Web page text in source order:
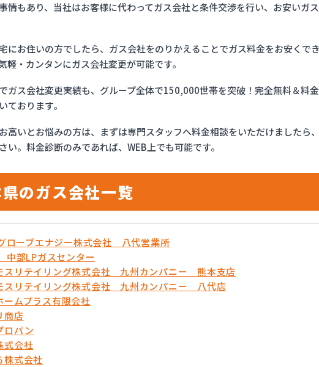
情もあり、当社はお客様に代わってガス会社と条件交渉を行い、お安いガ
にお住いの方でしたら、ガス会社をのりかえることでガス料金をお安くで
軽・カンタンにガス会社変更が可能です。
ガス会社変更実績も、グループ全体で150,000世帯を突破！完全無料＆料
ております。
高いとお悩みの方は、まずは専門スタッフへ料金相談をいただけましたら
い。料金診断のみであれば、WEB上でも可能です。
のガス会社一覧
ローブエナジー株式会社 八代営業所
部LPガスセンター
スリテイリング株式会社 九州カンパニー 熊本支店
スリテイリング株式会社 九州カンパニー 八代店
ームプラス有限会社
商店
ロパン
式会社
株式会社